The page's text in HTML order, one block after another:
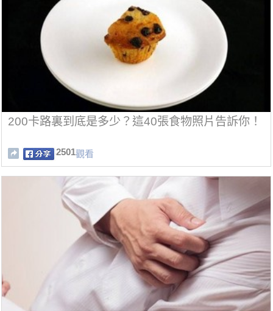
200卡路裏到底是多少？這40張食物照片告訴你！
2501觀看